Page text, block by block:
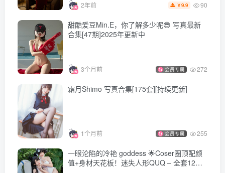
2年前 ￥9.9 90
甜酷爱豆Min.E，你了解多少呢😎 写真最新
合集[47期]2025年更新中
3个月前 会员专属 272
霜月Shimo 写真合集[175套][持续更新]
1个月前 会员专属 255
一眼沦陷的冷艳 goddess 🌟Coser圈顶配颜
值+身材天花板！迷失人形QUQ – 全套12期